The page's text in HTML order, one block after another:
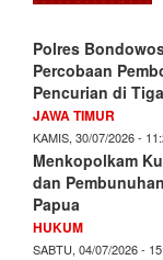
Polres
Percobaan
Pencurian di
JAWA TIMUR
KAMIS, 30/07/2026 -
Menkopolkam
dan
Papua
HUKUM
SABTU, 04/07/2026 -